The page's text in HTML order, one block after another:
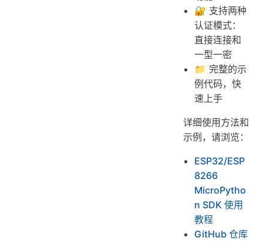
🔐 支持两种
认证模式：
直接连接和
一型一密
📁 完整的示
例代码，快
速上手
详细使用方法和
示例，请浏览：
ESP32/ESP
8266
MicroPytho
n SDK 使用
教程
GitHub 仓库